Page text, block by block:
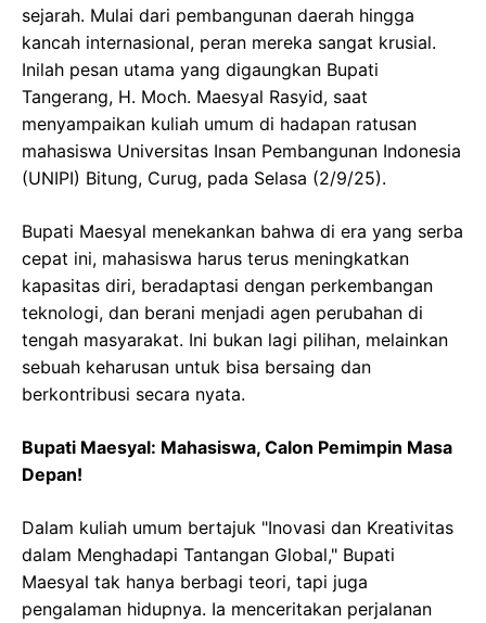
sejarah. Mulai dari pembangunan daerah hingga
kancah internasional, peran mereka sangat krusial.
Inilah pesan utama yang digaungkan Bupati
Tangerang, H. Moch. Maesyal Rasyid, saat
menyampaikan kuliah umum di hadapan ratusan
mahasiswa Universitas Insan Pembangunan Indonesia
(UNIPI) Bitung, Curug, pada Selasa (2/9/25).
Bupati Maesyal menekankan bahwa di era yang serba
cepat ini, mahasiswa harus terus meningkatkan
kapasitas diri, beradaptasi dengan perkembangan
teknologi, dan berani menjadi agen perubahan di
tengah masyarakat. Ini bukan lagi pilihan, melainkan
sebuah keharusan untuk bisa bersaing dan
berkontribusi secara nyata.
Bupati Maesyal: Mahasiswa, Calon Pemimpin Masa
Depan!
Dalam kuliah umum bertajuk "Inovasi dan Kreativitas
dalam Menghadapi Tantangan Global," Bupati
Maesyal tak hanya berbagi teori, tapi juga
pengalaman hidupnya. Ia menceritakan perjalanan